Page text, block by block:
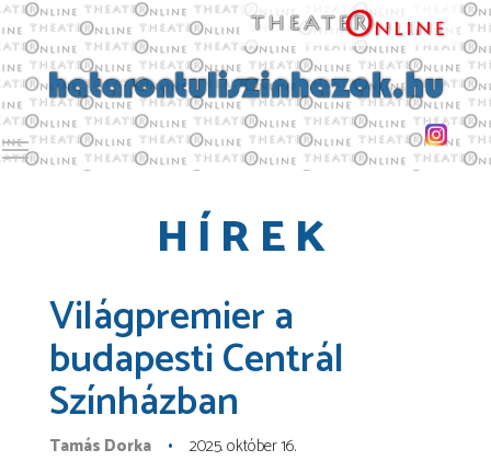
Toggle main menu visibility
HÍREK
Világpremier a
budapesti Centrál
Színházban
Tamás Dorka 2025. október 16.